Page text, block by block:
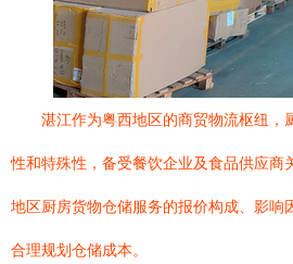
湛江作为粤西地区的商贸物流枢纽，
性和特殊性，备受餐饮企业及食品供应商
地区厨房货物仓储服务的报价构成、影响
合理规划仓储成本。